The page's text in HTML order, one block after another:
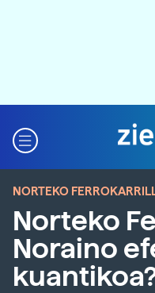
NORTEKO
Norteko
Noraino